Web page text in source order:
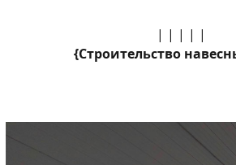
| | | | |
{Строительство